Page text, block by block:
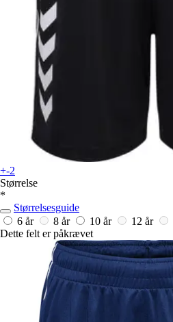
+-2
Størrelse
*
Størrelsesguide
6 år
8 år 10 år 12 år
Dette felt er påkrævet